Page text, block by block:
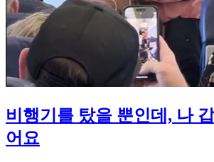
비행기를 탔을 뿐인데, 나
어요